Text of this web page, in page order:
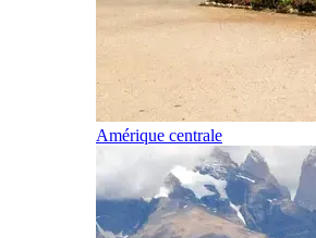
Amérique centrale